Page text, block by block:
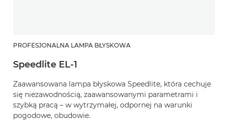
PROFESJONALNA LAMPA BŁYSKOWA
Speedlite EL-1
Zaawansowana lampa błyskowa Speedlite, która cechuje
się niezawodnością, zaawansowanymi parametrami i
szybką pracą – w wytrzymałej, odpornej na warunki
pogodowe, obudowie.